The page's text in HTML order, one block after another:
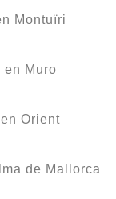
Montuïri
en Muro
Orient
de Mallorca